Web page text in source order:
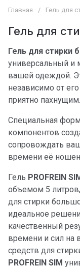
Главная / Гель для
Гель для
Гель для стирки
универсальный и
вашей одеждой.
независимо от
приятно пахнущим.
Специальная
компонентов
сопровождать
времени её
Гель PROFREIN
объемом 5 литров,
для стирки
идеальное
качественный
времени и сил на
средств для
PROFREIN SIM